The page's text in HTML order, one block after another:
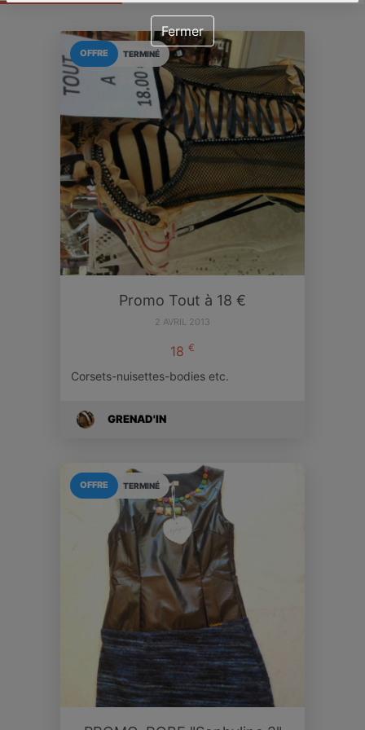
TERMINÉ
OFFRE
Promo Tout à 18 €
2 AVRIL 2013
18 €
Corsets-nuisettes-bodies etc.
GRENAD'IN
TERMINÉ
OFFRE
Fermer